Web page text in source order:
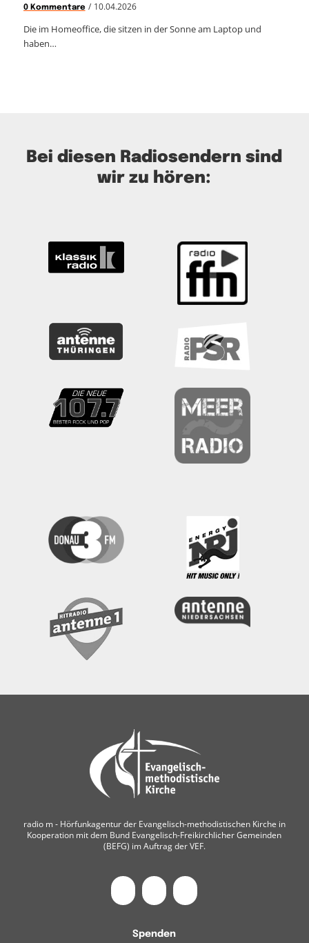
0 Kommentare / 10.04.2026
Die im Homeoffice, die sitzen in der Sonne am Laptop und
haben…
Bei diesen Radiosendern sind
wir zu hören:
radio m ‐ Hörfunkagentur der Evangelisch-methodistischen Kirche in
Kooperation mit dem Bund Evangelisch-Freikirchlicher Gemeinden
(BEFG) im Auftrag der VEF.
Spenden